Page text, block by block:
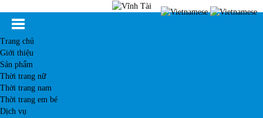
Trang chủ
Giới thiệu
Sản phẩm
Thời trang nữ
Thời trang nam
Thời trang em bé
Dịch vụ